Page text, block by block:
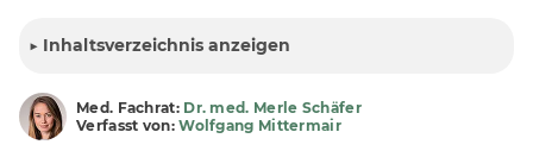
▶ Inhaltsverzeichnis anzeigen
Med. Fachrat: Dr. med. Merle Schäfer
Verfasst von:Wolfgang Mittermair